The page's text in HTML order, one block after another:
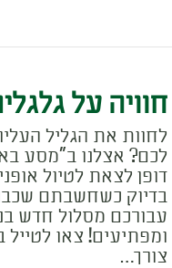
חוויה על
לחוות את הגליל
לכם? אצלנו ב"מסע
דופן לצאת לטיול
בדיוק כשחשבתם
עבורכם מסלול חדש
ומפתיעים! צאו לטייל
צורך…